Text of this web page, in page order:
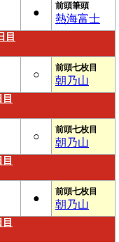
●
前頭筆頭
熱海富士
目
○
前頭七枚目
朝乃山
○
前頭七枚目
朝乃山
●
前頭七枚目
朝乃山